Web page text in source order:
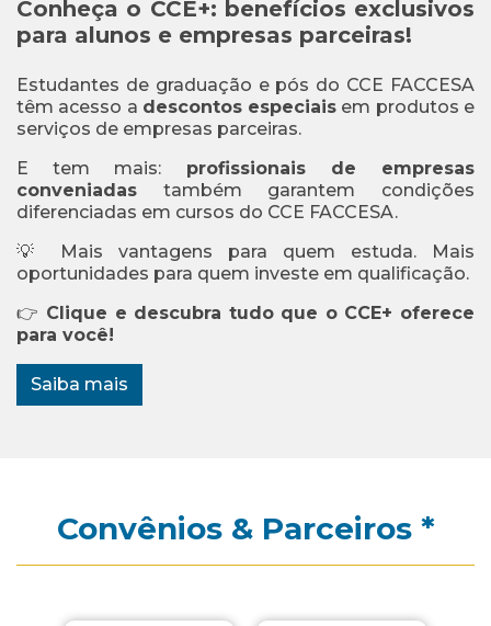
Conheça o CCE+: benefícios exclusivos
para alunos e empresas parceiras!
Estudantes de graduação e pós do CCE FACCESA
têm acesso a descontos especiais em produtos e
serviços de empresas parceiras.
E tem mais: profissionais de empresas
conveniadas também garantem condições
diferenciadas em cursos do CCE FACCESA.
💡 Mais vantagens para quem estuda. Mais
oportunidades para quem investe em qualificação.
👉 Clique e descubra tudo que o CCE+ oferece
para você!
Saiba mais
Convênios & Parceiros *